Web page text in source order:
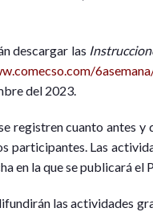
descargar las
del 2023.
registren cuanto antes y
participantes. Las
en la que se publicará el
las actividades